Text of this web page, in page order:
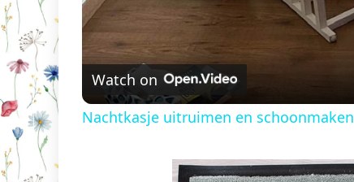
Watch on
Nachtkasje uitruimen en schoonmaken